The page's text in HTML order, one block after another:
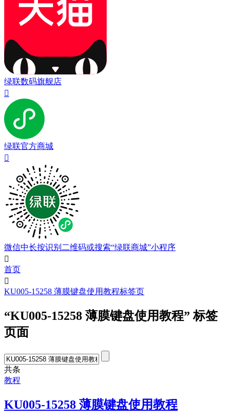
绿联数码旗舰店

绿联官方商城

微信中长按识别二维码或搜索“绿联商城”小程序

首页

KU005-15258 薄膜键盘使用教程标签页
“KU005-15258 薄膜键盘使用教程” 标签
页面
共条
教程
KU005-15258 薄膜键盘使用教程